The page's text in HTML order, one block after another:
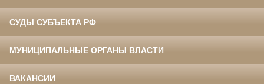
СУДЫ СУБЪЕКТА РФ
МУНИЦИПАЛЬНЫЕ ОРГАНЫ ВЛАСТИ
ВАКАНСИИ